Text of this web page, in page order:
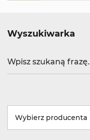
Wyszukiwarka
Wybierz producenta